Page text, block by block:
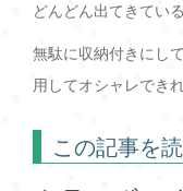
どんどん出てきてい
無駄に収納付きにし
用してオシャレでき
この記事を